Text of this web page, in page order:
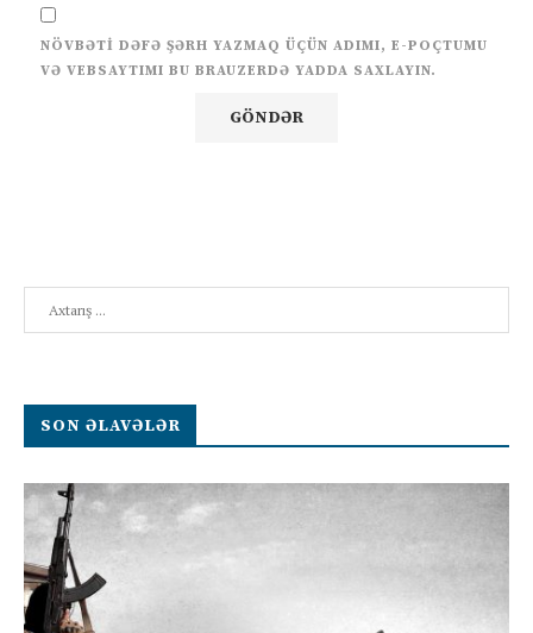
NÖVBƏTI DƏFƏ ŞƏRH YAZMAQ ÜÇÜN ADIMI, E-POÇTUMU
VƏ VEBSAYTIMI BU BRAUZERDƏ YADDA SAXLAYIN.
SON ƏLAVƏLƏR